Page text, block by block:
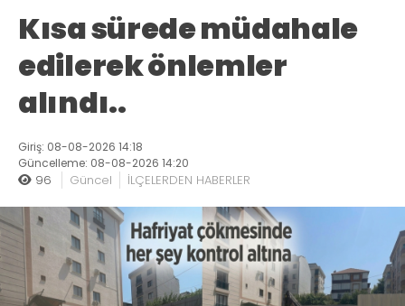
Kısa sürede müdahale
edilerek önlemler
alındı..
Giriş: 08-08-2026 14:18
Güncelleme: 08-08-2026 14:20
96 Güncel İLÇELERDEN HABERLER